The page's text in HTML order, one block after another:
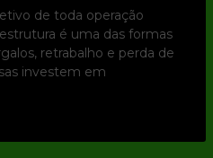
de toda operação
é uma das formas
retrabalho e perda de
investem em